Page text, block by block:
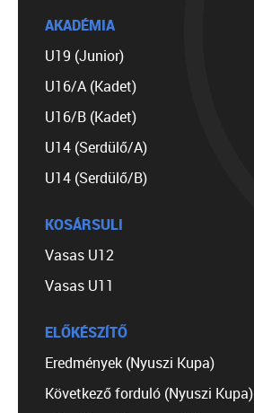
AKADÉMIA
U19 (Junior)
U16/A (Kadet)
U16/B (Kadet)
U14 (Serdülő/A)
U14 (Serdülő/B)
KOSÁRSULI
Vasas U12
Vasas U11
ELŐKÉSZÍTŐ
Eredmények (Nyuszi Kupa)
Következő forduló (Nyuszi Kupa)